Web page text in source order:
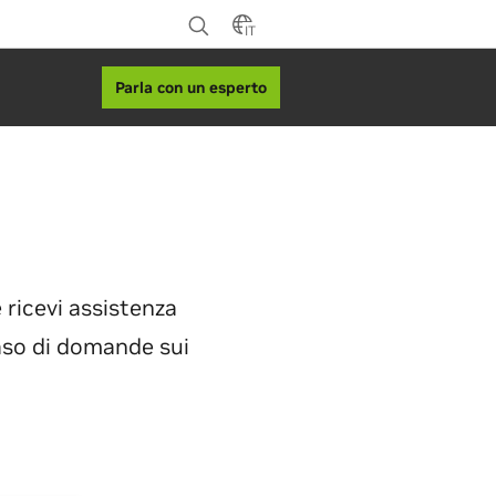
IT
Parla con un esperto
assistenza
di domande sui